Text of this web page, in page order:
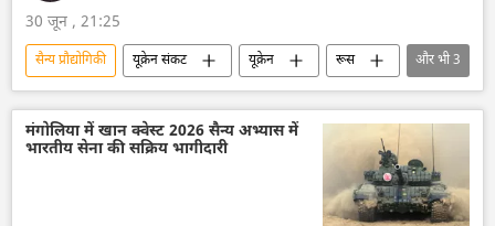
30 जून , 21:25
सैन्य प्रौद्योगिकी यूक्रेन संकट यूक्रेन
रूस
विशेष सैन्य अभियान
सैन्य तकनीकी सहयोग
यूनाइटेड किंगडम
और भी3
मंगोलिया में खान क्वेस्ट 2026 सैन्य अभ्यास में
भारतीय सेना की सक्रिय भागीदारी